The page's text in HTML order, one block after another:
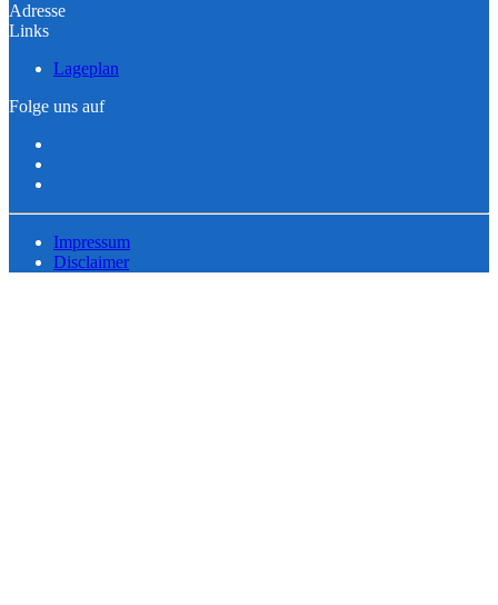
Adresse
Links
Lageplan
Folge uns auf
Impressum
Disclaimer